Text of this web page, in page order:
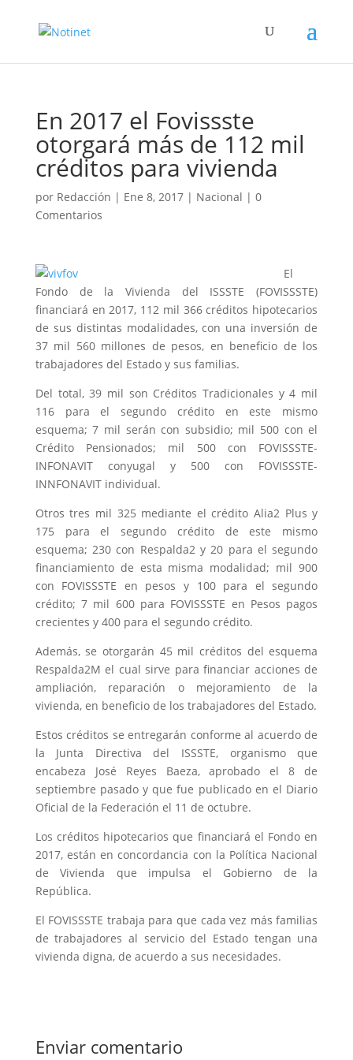
En 2017 el Fovissste
otorgará más de 112 mil
créditos para vivienda
por Redacción | Ene 8, 2017| Nacional | 0
Comentarios
El
Fondo de la Vivienda del ISSSTE (FOVISSSTE)
financiará en 2017, 112 mil 366 créditos hipotecarios
de sus distintas modalidades, con una inversión de
37 mil 560 millones de pesos, en beneficio de los
trabajadores del Estado y sus familias.
Del total, 39 mil son Créditos Tradicionales y 4 mil
116 para el segundo crédito en este mismo
esquema; 7 mil serán con subsidio; mil 500 con el
Crédito Pensionados; mil 500 con FOVISSSTE-
INFONAVIT conyugal y 500 con FOVISSSTE-
INNFONAVIT individual.
Otros tres mil 325 mediante el crédito Alia2 Plus y
175 para el segundo crédito de este mismo
esquema; 230 con Respalda2 y 20 para el segundo
financiamiento de esta misma modalidad; mil 900
con FOVISSSTE en pesos y 100 para el segundo
crédito; 7 mil 600 para FOVISSSTE en Pesos pagos
crecientes y 400 para el segundo crédito.
Además, se otorgarán 45 mil créditos del esquema
Respalda2M el cual sirve para financiar acciones de
ampliación, reparación o mejoramiento de la
vivienda, en beneficio de los trabajadores del Estado.
Estos créditos se entregarán conforme al acuerdo de
la Junta Directiva del ISSSTE, organismo que
encabeza José Reyes Baeza, aprobado el 8 de
septiembre pasado y que fue publicado en el Diario
Oficial de la Federación el 11 de octubre.
Los créditos hipotecarios que financiará el Fondo en
2017, están en concordancia con la Política Nacional
de Vivienda que impulsa el Gobierno de la
República.
El FOVISSSTE trabaja para que cada vez más familias
de trabajadores al servicio del Estado tengan una
vivienda digna, de acuerdo a sus necesidades.
Enviar comentario